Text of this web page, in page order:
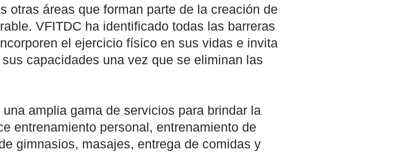
otras áreas que forman parte de la creación de
VFITDC ha identificado todas las barreras
el ejercicio físico en sus vidas e invita
capacidades una vez que se eliminan las
amplia gama de servicios para brindar la
entrenamiento personal, entrenamiento de
gimnasios, masajes, entrega de comidas y